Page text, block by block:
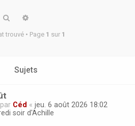
Rechercher
trouvé • Page 1 sur 1
Sujets
Céd « jeu. 6 août 2026 18:02
soir d'Achille